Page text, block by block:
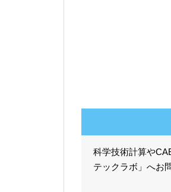
科学技術計算や
テックラボ」へお